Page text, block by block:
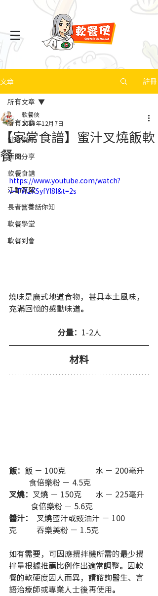
文章 註冊
所有文章
健康資訊
新聞分享
軟餐食譜
活動花絮
長者營養話你知
軟餐學堂
軟餐到會
所有文章
【家常食譜】蜜汁叉燒飯軟
餐
軟餐俠
2019年12月7日
https://www.youtube.com/watch?
v=TWzKSyfYl8I&t=2s
燒味是廣式地道食物，甚具本土風味，
充滿回憶的感動味道。
分量： 1-2人
材料
飯： 飯 － 100克               水 － 200毫升
          食倍樂粉 － 4.5克
叉燒： 叉燒 － 150克       水 － 225毫升
           食倍樂粉 － 5.6克
醬汁：
叉燒蜜汁或豉油汁 － 100
克　　  吞樂美粉 － 1.5克
如有需要，可因應攪拌機所需的最少攪
拌量根據推薦比例作出適當調整。因軟
餐的軟硬度因人而異，請諮詢醫生、言
語治療師或專業人士後再使用。